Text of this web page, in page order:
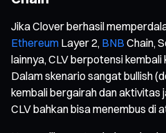
Jika Clover berhasil
Ethereum Layer 2, BNB Chain,
lainnya, CLV berpotensi kembali
Dalam skenario sangat bullish
kembali bergairah dan aktivitas
CLV bahkan bisa menembus di